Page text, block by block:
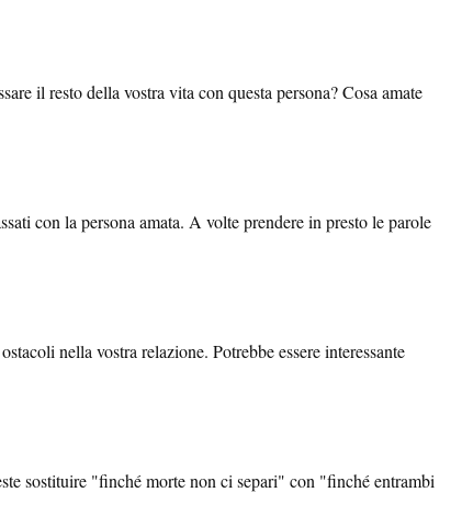
il resto della vostra vita con questa persona? Cosa amate
con la persona amata. A volte prendere in presto le parole
nella vostra relazione. Potrebbe essere interessante
sostituire "finché morte non ci separi" con "finché entrambi